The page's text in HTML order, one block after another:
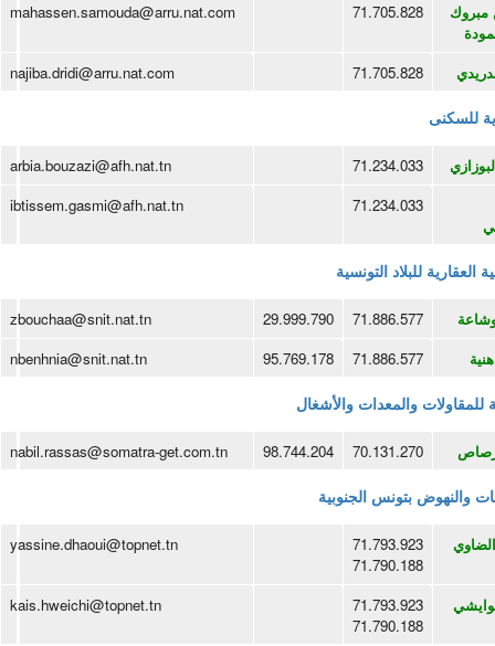
71.705.828
mahassen.samouda@arru.nat.com
71.705.828
najiba.dridi@arru.nat.com
للسكنى
71.234.033
arbia.bouzazi@afh.nat.tn
71.234.033
ibtissem.gasmi@afh.nat.tn
العقارية للبلاد التونسية
71.886.577
29.999.790
zbouchaa@snit.nat.tn
71.886.577
95.769.178
nbenhnia@snit.nat.tn
للمقاولات والمعدات والأشغال
70.131.270
98.744.204
nabil.rassas@somatra-get.com.tn
والنهوض بتونس الجنوبية
71.793.923
71.790.188
yassine.dhaoui@topnet.tn
71.793.923
71.790.188
kais.hweichi@topnet.tn